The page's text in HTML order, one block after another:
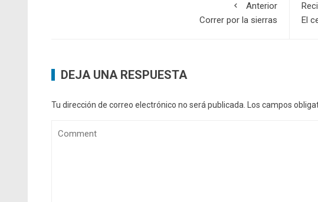
Anterior
Correr por la sierras
El
DEJA UNA RESPUESTA
Tu dirección de correo electrónico no será publicada. Los campos